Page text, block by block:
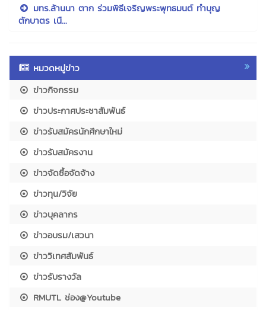
มทร.ล้านนา ตาก ร่วมพิธีเจริญพระพุทธมนต์ ทำบุญ
ตักบาตร เนื...
หมวดหมู่ข่าว
ข่าวกิจกรรม
ข่าวประกาศประชาสัมพันธ์
ข่าวรับสมัครนักศึกษาใหม่
ข่าวรับสมัครงาน
ข่าวจัดซื้อจัดจ้าง
ข่าวทุน/วิจัย
ข่าวบุคลากร
ข่าวอบรม/เสวนา
ข่าววิเทศสัมพันธ์
ข่าวรับรางวัล
RMUTL ช่อง@Youtube